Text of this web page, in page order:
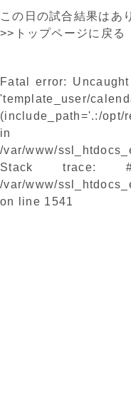
この日の試合結果はあ
>>トップページに戻る
Fatal error:
'template_user/
(include_path='.:/opt/
in
/var/www/
Stack trace:
/var/www/
on line 1541